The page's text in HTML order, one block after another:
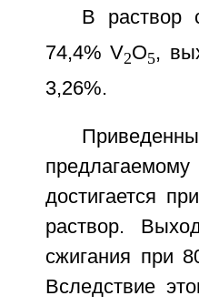
В раствор
74,4% V2O5,
3,26%.
достигается
раствор.
сжигания при
Вследствие